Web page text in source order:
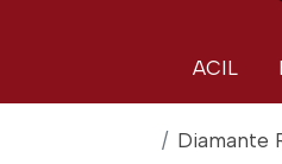
ACIL
Diamante